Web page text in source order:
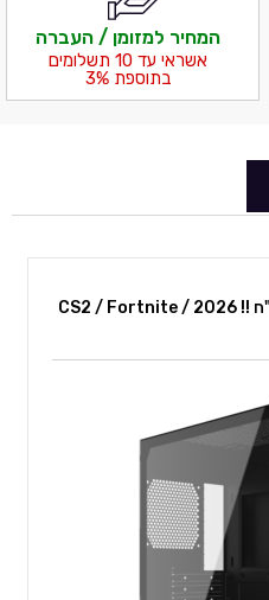
המחיר למזומן / העברה
אשראי עד 10 תשלומים
בתוספת 3%
מחשב גיימינג חזק ב 4380 ש"ח !! 2026 CS2 / Fortnite /